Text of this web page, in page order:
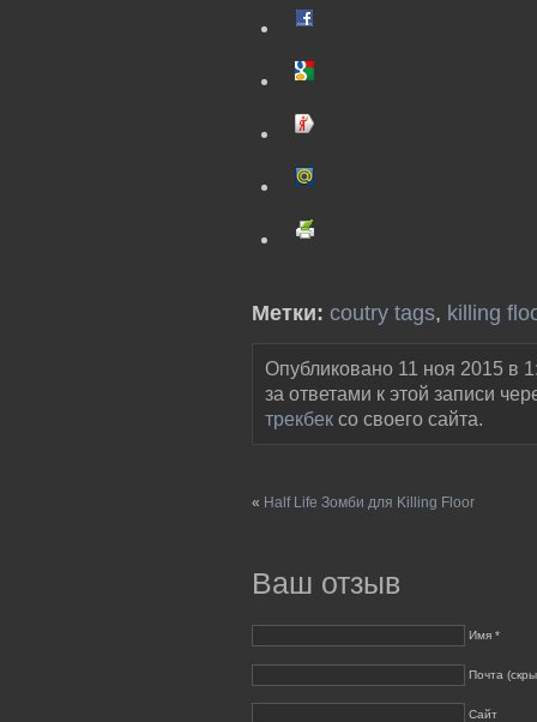
Метки: coutry tags, killing
Опубликовано 11 ноя 2015 в
за ответами к этой записи
трекбек со своего сайта.
« Half Life Зомби для Killing Floor
Ваш отзыв
Имя *
Почта
Сайт